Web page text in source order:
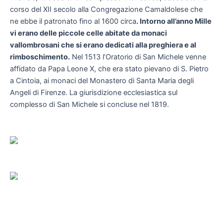
corso del XII secolo alla Congregazione Camaldolese che
ne ebbe il patronato fino al 1600 circa. Intorno all’anno Mille
vi erano delle piccole celle abitate da monaci
vallombrosani che si erano dedicati alla preghiera e al
rimboschimento. Nel 1513 l’Oratorio di San Michele venne
affidato da Papa Leone X, che era stato pievano di S. Pietro
a Cintoia, ai monaci del Monastero di Santa Maria degli
Angeli di Firenze. La giurisdizione ecclesiastica sul
complesso di San Michele si concluse nel 1819.